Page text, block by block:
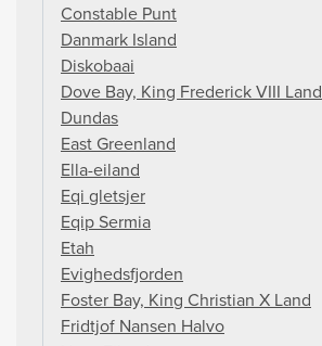
Constable Punt
Danmark Island
Diskobaai
Dove Bay, King Frederick VIII Land
Dundas
East Greenland
Ella-eiland
Eqi gletsjer
Eqip Sermia
Etah
Evighedsfjorden
Foster Bay, King Christian X Land
Fridtjof Nansen Halvo